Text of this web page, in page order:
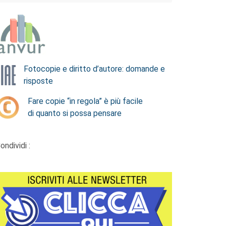
Fotocopie e diritto d’autore: domande e
risposte
Fare copie “in regola” è più facile
di quanto si possa pensare
: